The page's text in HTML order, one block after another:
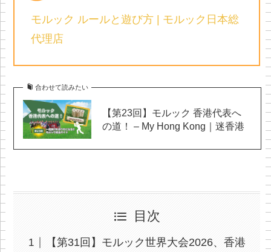
モルック ルールと遊び方 | モルック日本総
代理店
合わせて読みたい
【第23回】モルック 香港代表へ
の道！ – My Hong Kong｜迷香港
目次
【第31回】モルック世界大会2026、香港